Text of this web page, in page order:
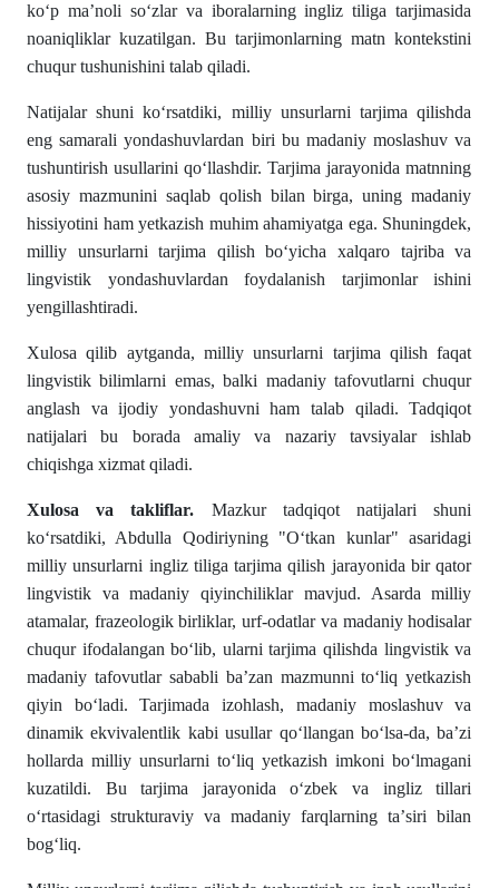
koʻp maʼnoli soʻzlar va iboralarning ingliz tiliga tarjimasida
noaniqliklar kuzatilgan. Bu tarjimonlarning matn kontekstini
chuqur tushunishini talab qiladi.
Natijalar shuni koʻrsatdiki, milliy unsurlarni tarjima qilishda
eng samarali yondashuvlardan biri bu madaniy moslashuv va
tushuntirish usullarini qoʻllashdir. Tarjima jarayonida matnning
asosiy mazmunini saqlab qolish bilan birga, uning madaniy
hissiyotini ham yetkazish muhim ahamiyatga ega. Shuningdek,
milliy unsurlarni tarjima qilish boʻyicha xalqaro tajriba va
lingvistik yondashuvlardan foydalanish tarjimonlar ishini
yengillashtiradi.
Xulosa qilib aytganda, milliy unsurlarni tarjima qilish faqat
lingvistik bilimlarni emas, balki madaniy tafovutlarni chuqur
anglash va ijodiy yondashuvni ham talab qiladi. Tadqiqot
natijalari bu borada amaliy va nazariy tavsiyalar ishlab
chiqishga xizmat qiladi.
Xulosa va takliflar. Mazkur tadqiqot natijalari shuni
koʻrsatdiki, Abdulla Qodiriyning "Oʻtkan kunlar" asaridagi
milliy unsurlarni ingliz tiliga tarjima qilish jarayonida bir qator
lingvistik va madaniy qiyinchiliklar mavjud. Asarda milliy
atamalar, frazeologik birliklar, urf-odatlar va madaniy hodisalar
chuqur ifodalangan boʻlib, ularni tarjima qilishda lingvistik va
madaniy tafovutlar sababli baʼzan mazmunni toʻliq yetkazish
qiyin boʻladi. Tarjimada izohlash, madaniy moslashuv va
dinamik ekvivalentlik kabi usullar qoʻllangan boʻlsa-da, baʼzi
hollarda milliy unsurlarni toʻliq yetkazish imkoni boʻlmagani
kuzatildi. Bu tarjima jarayonida oʻzbek va ingliz tillari
oʻrtasidagi strukturaviy va madaniy farqlarning taʼsiri bilan
bogʻliq.